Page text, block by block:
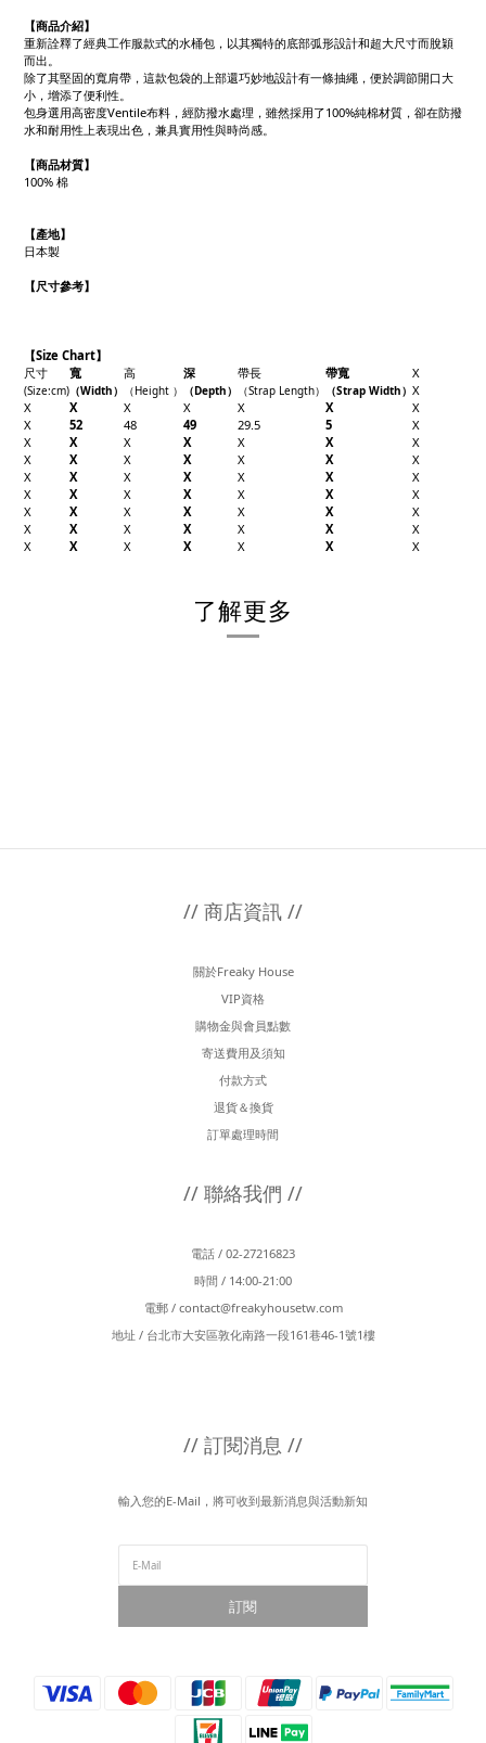
【商品介紹】
重新詮釋了經典工作服款式的水桶包，以其獨特的底部弧形設計和超大尺寸而脫穎
而出。
除了其堅固的寬肩帶，這款包袋的上部還巧妙地設計有一條抽繩，便於調節開口大
小，增添了便利性。
包身選用高密度Ventile布料，經防撥水處理，雖然採用了100%純棉材質，卻在防撥
水和耐用性上表現出色，兼具實用性與時尚感。
【商品材質】
100% 棉
【產地】
日本製
【尺寸參考】
【Size Chart】
尺寸
寬 高 深 帶長 帶寬 X
(Size:cm) （Width） （Height ） （Depth） （Strap Length） （Strap Width） X
X
X X X X X
X
X
52 48 49 29.5 5
X
X
X X X X X
X
X
X X X X X
X
X
X X X X X
X
X
X X X X X
X
X
X X X X X
X
X
X X X X X
X
X
X X X X X X
了解更多
// 商店資訊 //
關於Freaky House
VIP資格
購物金與會員點數
寄送費用及須知
付款方式
退貨＆換貨
訂單處理時間
// 聯絡我們 //
電話 / 02-27216823
時間 / 14:00-21:00
電郵 / contact@freakyhousetw.com
地址 / 台北市大安區敦化南路一段161巷46-1號1樓
// 訂閱消息 //
輸入您的E-Mail，將可收到最新消息與活動新知
訂閱